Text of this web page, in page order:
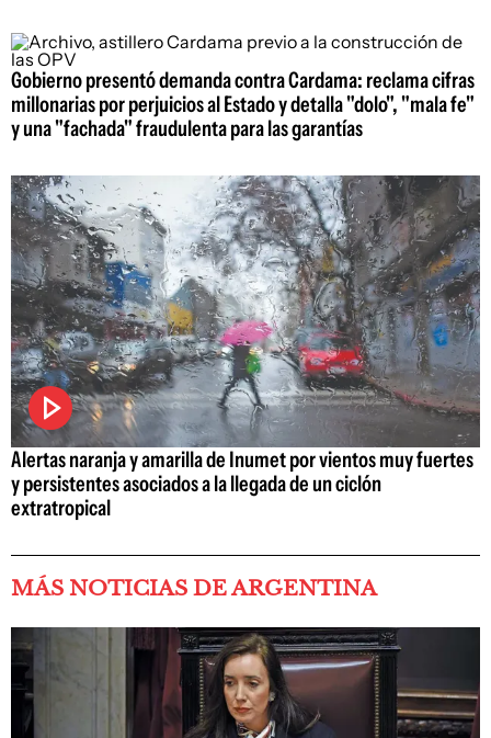
Gobierno presentó demanda contra Cardama: reclama cifras
millonarias por perjuicios al Estado y detalla "dolo", "mala fe"
y una "fachada" fraudulenta para las garantías
Alertas naranja y amarilla de Inumet por vientos muy fuertes
y persistentes asociados a la llegada de un ciclón
extratropical
MÁS NOTICIAS DE ARGENTINA